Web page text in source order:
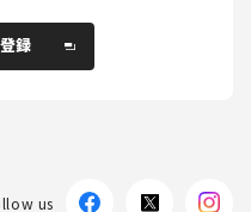
録
us